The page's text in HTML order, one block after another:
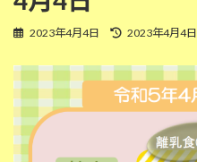
2023年4月4日
最
更
新
日
時
2023年4月4日